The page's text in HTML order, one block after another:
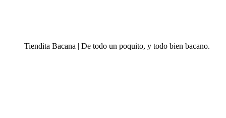
Tiendita Bacana | De todo un poquito, y todo bien bacano.